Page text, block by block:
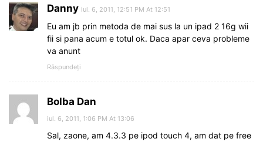
Danny iul. 6, 2011, 12:51 PM At 12:51
Eu am jb prin metoda de mai sus la un ipad 2 16g wii
fii si pana acum e totul ok. Daca apar ceva probleme
va anunt
Răspundeți
Bolba Dan
iul. 6, 2011, 1:06 PM At 13:06
Sal, zaone, am 4.3.3 pe ipod touch 4, am dat pe free